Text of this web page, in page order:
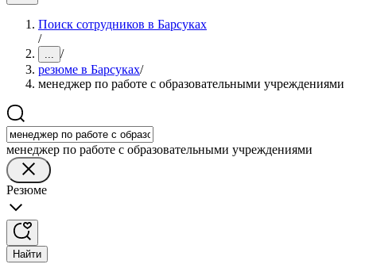
Поиск сотрудников в Барсуках
/
... /
резюме в Барсуках/
менеджер по работе с образовательными учреждениями
менеджер по работе с образовательными учреждениями
Резюме
Найти